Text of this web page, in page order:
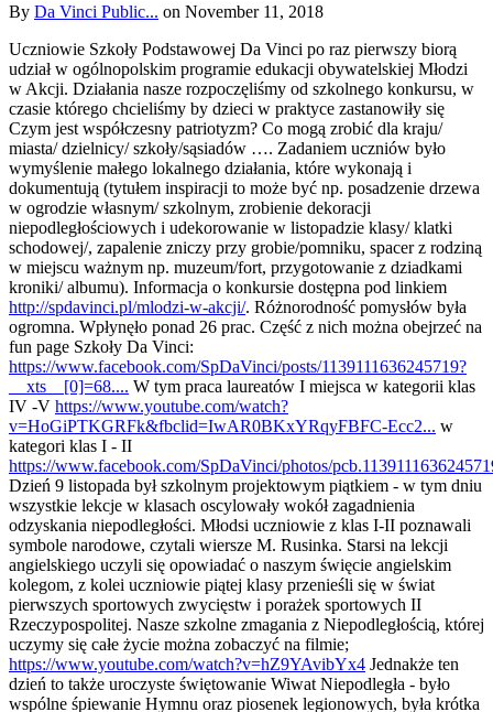
By Da Vinci Public... on November 11, 2018
Uczniowie Szkoły Podstawowej Da Vinci po raz pierwszy biorą
udział w ogólnopolskim programie edukacji obywatelskiej Młodzi
w Akcji. Działania nasze rozpoczęliśmy od szkolnego konkursu, w
czasie którego chcieliśmy by dzieci w praktyce zastanowiły się
Czym jest współczesny patriotyzm? Co mogą zrobić dla kraju/
miasta/ dzielnicy/ szkoły/sąsiadów …. Zadaniem uczniów było
wymyślenie małego lokalnego działania, które wykonają i
dokumentują (tytułem inspiracji to może być np. posadzenie drzewa
w ogrodzie własnym/ szkolnym, zrobienie dekoracji
niepodległościowych i udekorowanie w listopadzie klasy/ klatki
schodowej/, zapalenie zniczy przy grobie/pomniku, spacer z rodziną
w miejscu ważnym np. muzeum/fort, przygotowanie z dziadkami
kroniki/ albumu). Informacja o konkursie dostępna pod linkiem
http://spdavinci.pl/mlodzi-w-akcji/. Różnorodność pomysłów była
ogromna. Wpłynęło ponad 26 prac. Część z nich można obejrzeć na
fun page Szkoły Da Vinci:
https://www.facebook.com/SpDaVinci/posts/1139111636245719?
__xts__[0]=68.... W tym praca laureatów I miejsca w kategorii klas
IV -V https://www.youtube.com/watch?
v=HoGiPTKGRFk&fbclid=IwAR0BKxYRqyFBFC-Ecc2... w
kategori klas I - II
https://www.facebook.com/SpDaVinci/photos/
Dzień 9 listopada był szkolnym projektowym piątkiem - w tym dniu
wszystkie lekcje w klasach oscylowały wokół zagadnienia
odzyskania niepodległości. Młodsi uczniowie z klas I-II poznawali
symbole narodowe, czytali wiersze M. Rusinka. Starsi na lekcji
angielskiego uczyli się opowiadać o naszym święcie angielskim
kolegom, z kolei uczniowie piątej klasy przenieśli się w świat
pierwszych sportowych zwycięstw i porażek sportowych II
Rzeczypospolitej. Nasze szkolne zmagania z Niepodległością, której
uczymy się całe życie można zobaczyć na filmie;
https://www.youtube.com/watch?v=hZ9YAvibYx4 Jednakże ten
dzień to także uroczyste świętowanie Wiwat Niepodległa - było
wspólne śpiewanie Hymnu oraz piosenek legionowych, była krótka